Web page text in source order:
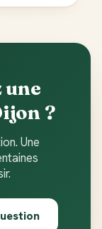
une
?
Une